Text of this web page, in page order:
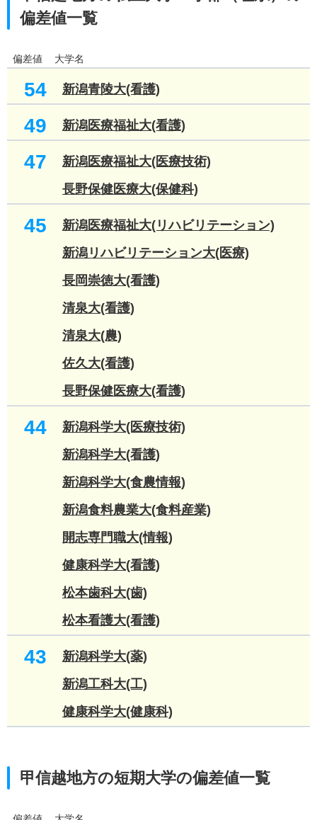
偏差値一覧
偏差値 大学名
54 新潟青陵大(看護)
49 新潟医療福祉大(看護)
47
新潟医療福祉大(医療技術)
長野保健医療大(保健科)
45
新潟医療福祉大(リハビリテーション)
新潟リハビリテーション大(医療)
長岡崇徳大(看護)
清泉大(看護)
清泉大(農)
佐久大(看護)
長野保健医療大(看護)
44
新潟科学大(医療技術)
新潟科学大(看護)
新潟科学大(食農情報)
新潟食料農業大(食料産業)
開志専門職大(情報)
健康科学大(看護)
松本歯科大(歯)
松本看護大(看護)
43
新潟科学大(薬)
新潟工科大(工)
健康科学大(健康科)
甲信越地方の短期大学の偏差値一覧